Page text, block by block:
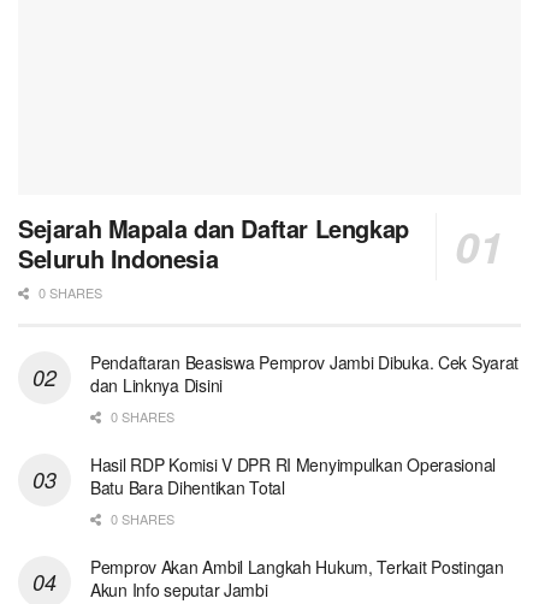
Sejarah Mapala dan Daftar Lengkap
Seluruh Indonesia
0 SHARES
Pendaftaran Beasiswa Pemprov Jambi Dibuka. Cek Syarat
dan Linknya Disini
0 SHARES
Hasil RDP Komisi V DPR RI Menyimpulkan Operasional
Batu Bara Dihentikan Total
0 SHARES
Pemprov Akan Ambil Langkah Hukum, Terkait Postingan
Akun Info seputar Jambi